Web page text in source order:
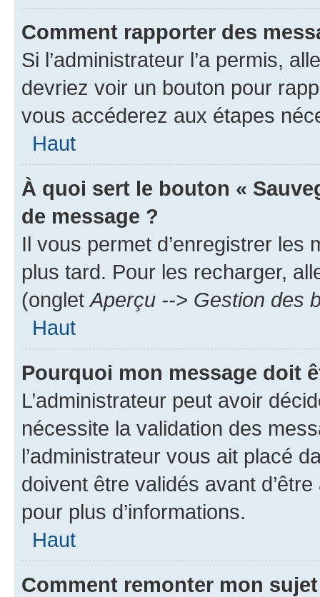
Comment rapporter des
Si l’administrateur l’a permis,
devriez voir un bouton pour
vous accéderez aux étapes
Haut
À quoi sert le bouton «
de message ?
Il vous permet d’enregistrer
plus tard. Pour les recharger,
(onglet Aperçu --> Gestion des
Haut
Pourquoi mon message doit
L’administrateur peut avoir
nécessite la validation des
l’administrateur vous ait placé
doivent être validés avant
pour plus d’informations.
Haut
Comment remonter mon